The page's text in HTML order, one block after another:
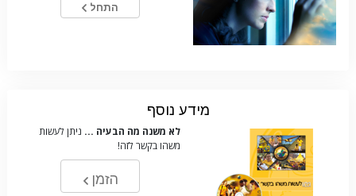
התחל
מידע נוסף
לא משנה מה הבעיה ... ניתן לעשות
משהו בקשר לזה!
הזמן